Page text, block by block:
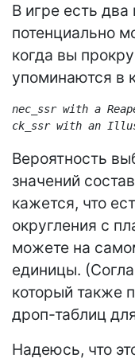
В игре есть два
потенциально
когда вы
упоминаются в
nec_ssr with a
Вероятность
значений
кажется, что
округления с
можете на
единицы.
который также
дроп-таблиц
Надеюсь, что